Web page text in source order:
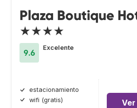
Plaza Boutique
★★★★
9.6
Excelente
estacionamiento
wifi (gratis)